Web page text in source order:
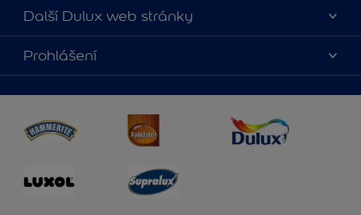
O nás
Kontaktujte nás
Najít obchod
Další Dulux web stránky
duluxmalir.cz
duluxmaliar.sk
duluxprodejnabarev.cz
duluxpredajnafarieb.sk
Prohlášení